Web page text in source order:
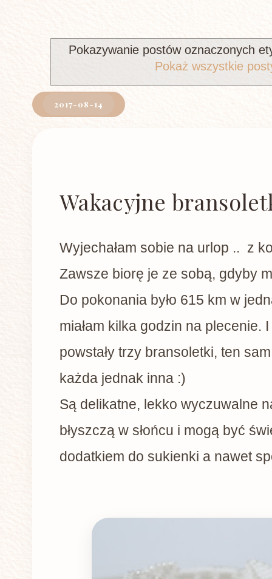
Pokazywanie postów oznaczonych
Pokaż wszystkie
2017-08-14
Wakacyjne
Wyjechałam sobie na urlop .. z
Zawsze biorę je ze sobą, gdyby
Do pokonania było 615 km w
miałam kilka godzin na plecenie.
powstały trzy bransoletki, ten
każda jednak inna :)
Są delikatne, lekko wyczuwalne
błyszczą w słońcu i mogą być
dodatkiem do sukienki a nawet